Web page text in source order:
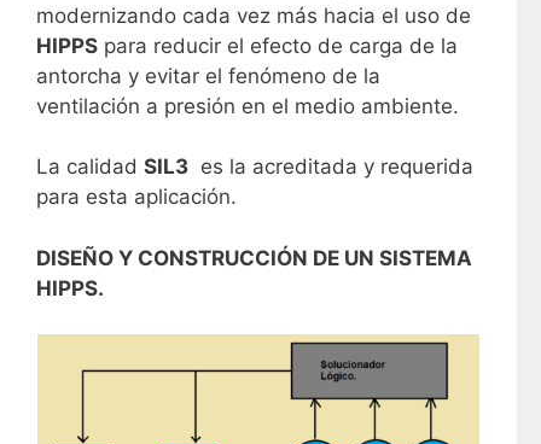
modernizando cada vez más hacia el uso de
HIPPS para reducir el efecto de carga de la
antorcha y evitar el fenómeno de la
ventilación a presión en el medio ambiente.
La calidad SIL3 es la acreditada y requerida
para esta aplicación.
DISEÑO Y CONSTRUCCIÓN DE UN SISTEMA
HIPPS.